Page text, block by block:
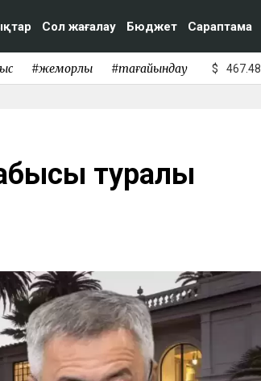
Сол жағалау Бюджет Сараптама
#жемқорлық #тағайындау $ 467.48
туралы